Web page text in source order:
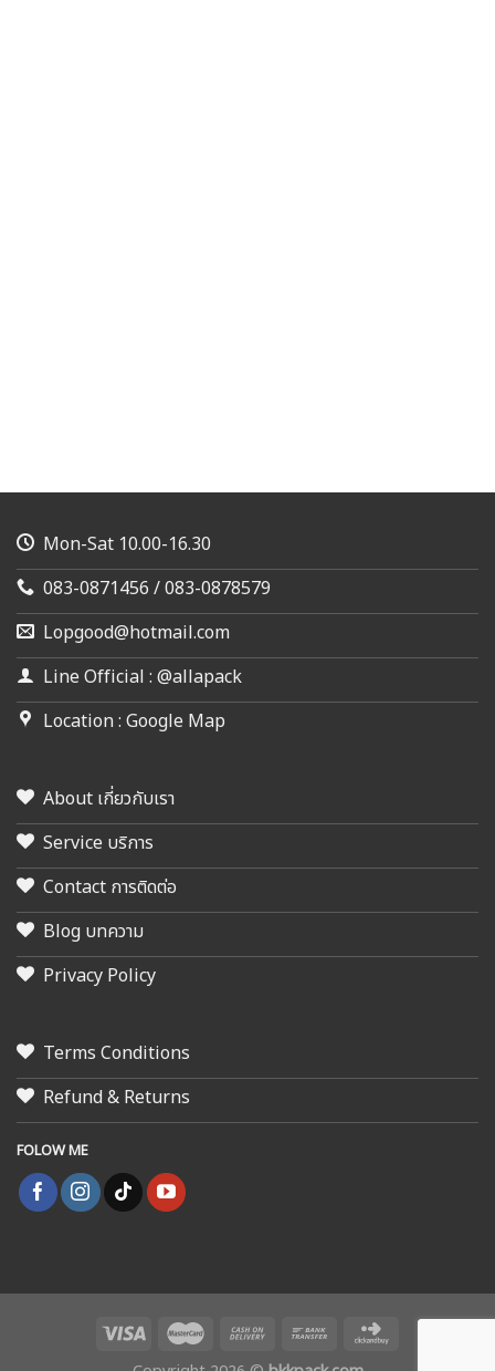
Mon-Sat 10.00-16.30
083-0871456 / 083-0878579
Lopgood@hotmail.com
Line Official : @allapack
Location : Google Map
About เกี่ยวกับเรา
Service บริการ
Contact การติดต่อ
Blog บทความ
Privacy Policy
Terms Conditions
Refund & Returns
FOLOW ME